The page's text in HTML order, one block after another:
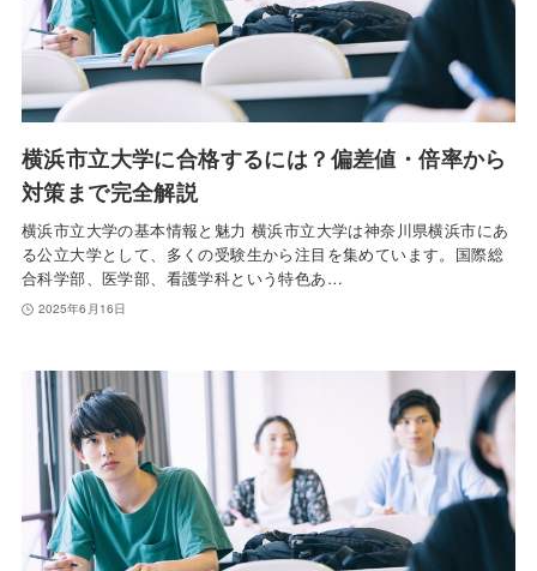
横浜市立大学に合格するには？偏差値・倍率から
対策まで完全解説
横浜市立大学の基本情報と魅力 横浜市立大学は神奈川県横浜市にあ
る公立大学として、多くの受験生から注目を集めています。国際総
合科学部、医学部、看護学科という特色あ…
2025年6月16日